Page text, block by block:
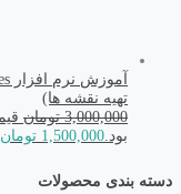
تهیه نقشه ها)
3,000,000 تومان
بود.1,500,000 تومان
دسته بندی محصولات